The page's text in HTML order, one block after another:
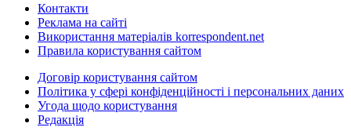
Контакти
Реклама на сайті
Використання матеріалів korrespondent.net
Правила користування сайтом
Договір користування сайтом
Політика у сфері конфіденційності і персональних даних
Угода щодо користування
Редакція